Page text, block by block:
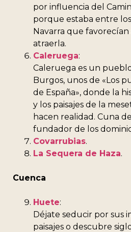
por influencia del
porque estaba entre
Navarra que favorecían
atraerla.
Caleruega:
Caleruega es un
Burgos, unos de «Los
de España», donde la
y los paisajes de la
hacen realidad. Cuna
fundador de los
Covarrubias.
La Sequera de Haza.
Cuenca
Huete:
Déjate seducir por sus
paisajes o descubre